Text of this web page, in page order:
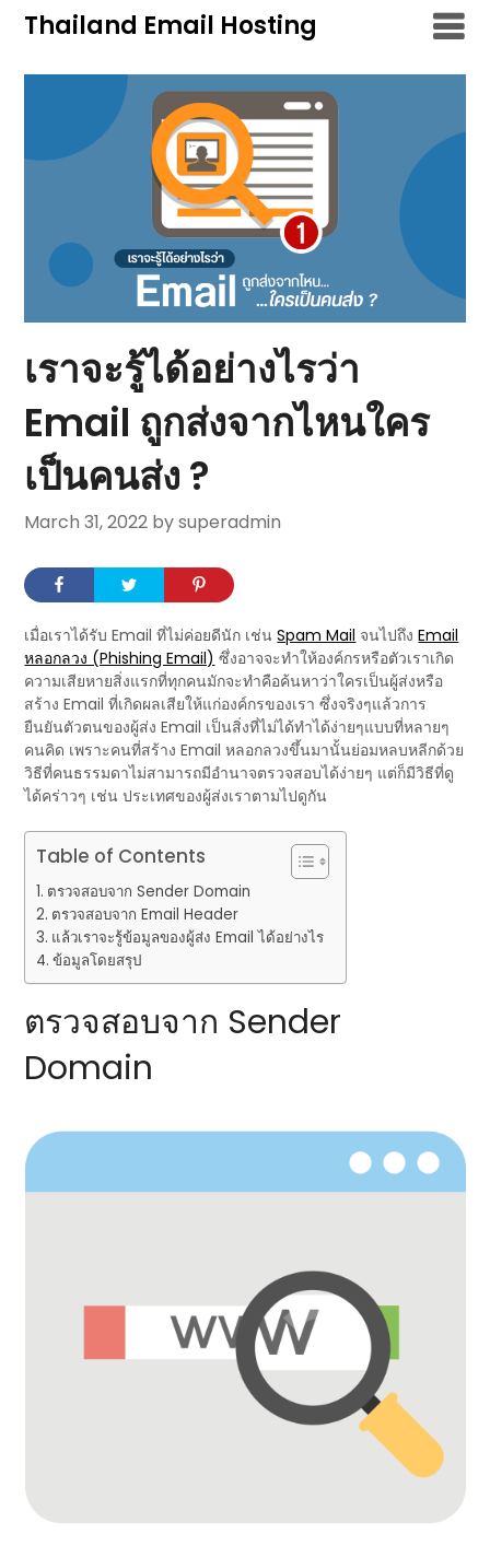
Skip
content
Thailand Email Hosting
เราจะรู้ได้อย่างไรว่า
Email ถูกส่งจากไหนใคร
เป็นคนส่ง ?
March 31, 2022 by superadmin
เมื่อเราได้รับ Email ที่ไม่ค่อยดีนัก เช่นSpam Mail จนไปถึงEmail
หลอกลวง (Phishing Email) ซึ่งอาจจะทำให้องค์กรหรือตัวเราเกิด
ความเสียหายสิ่งแรกที่ทุกคนมักจะทำคือค้นหาว่าใครเป็นผู้ส่งหรือ
สร้าง Email ที่เกิดผลเสียให้แก่องค์กรของเรา ซึ่งจริงๆแล้วการ
ยืนยันตัวตนของผู้ส่ง Email เป็นสิ่งที่ไม่ได้ทำได้ง่ายๆแบบที่หลายๆ
คนคิด เพราะคนที่สร้าง Email หลอกลวงขึ้นมานั้นย่อมหลบหลีกด้วย
วิธีที่คนธรรมดาไม่สามารถมีอำนาจตรวจสอบได้ง่ายๆ แต่ก็มีวิธีที่ดู
ได้คร่าวๆ เช่น ประเทศของผู้ส่งเราตามไปดูกัน
Table of Contents
ตรวจสอบจาก Sender Domain
ตรวจสอบจาก Email Header
แล้วเราจะรู้ข้อมูลของผู้ส่ง Email ได้อย่างไร
ข้อมูลโดยสรุป
ตรวจสอบจาก Sender
Domain